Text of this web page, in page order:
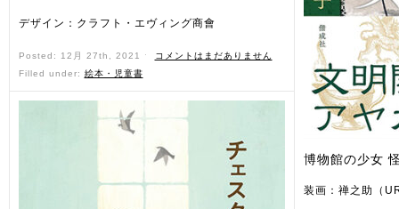
デザイン：クラフト・エヴィング商會
Posted: 12月 27th, 2021 ˑ
コメントはまだありません
Filled under: 絵本・児童書
博物館の少女
装画：禅之助（